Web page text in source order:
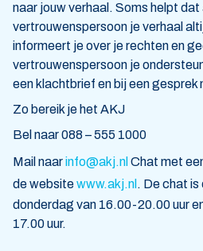
naar jouw verhaal. Soms helpt
vertrouwenspersoon je verhaal
informeert je over je rechten en
vertrouwenspersoon je
een klachtbrief en bij een gesprek
Zo bereik je het AKJ
Bel naar 088 – 555 1000
Mail naarinfo@akj.nl Chat met
de websitewww.akj.nl . De chat
donderdag van 16.00-20.00 uur
17.00 uur.